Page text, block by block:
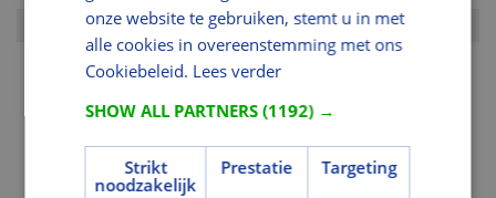
onze website te gebruiken, stemt u in met
alle cookies in overeenstemming met ons
Cookiebeleid. Lees verder
SHOW ALL PARTNERS(1192) →
Strikt
noodzakelijk
Prestatie Targeting